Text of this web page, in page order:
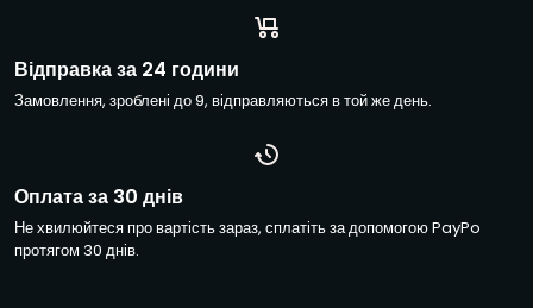
н
н
ш
т
а
*
Відправка за 24 години
Замовлення, зроблені до 9, відправляються в той же день.
Оплата за 30 днів
Не хвилюйтеся про вартість зараз, сплатіть за допомогою PayPo
протягом 30 днів.